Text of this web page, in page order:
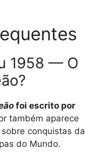
1958 — O
foi escrito por
também aparece
conquistas da
do Mundo.